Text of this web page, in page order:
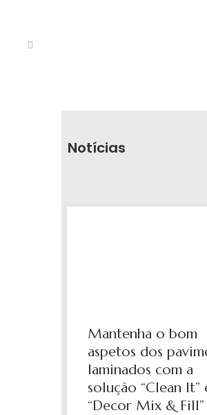
Notícias
Mantenha o bom
aspetos dos
laminados com a
solução “Clean It”
“Decor Mix & Fill”